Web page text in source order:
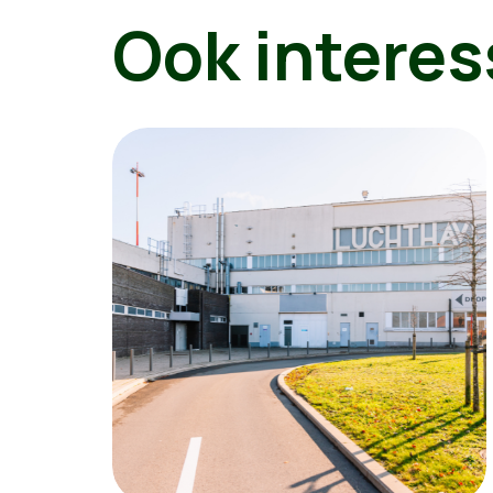
Ook